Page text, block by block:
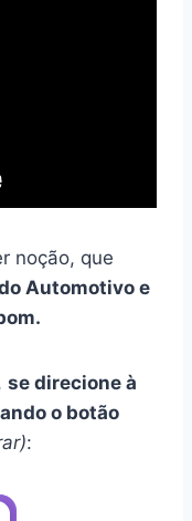
noção, que
Automotivo e
se direcione à
o botão
: